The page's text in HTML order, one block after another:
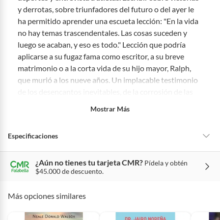
categorías no se pueden devolver si cambias de opinión:
Ten en cuenta que hay productos de ciertas categorías no se
pueden devolver si cambias de opinión:Productos de uso
personal, alimentos, bebidas, suplementos, medicamentos,
vitaminas, intangibles, licencias, eléctricos, electrodomésticos,
electrónicos, tecnología, colchones, muebles y máquinas
deportivas.
Para conocer más sobre el derecho de retracto y nuestra política de
y derrotas, sobre triunfadores del futuro o del ayer le
ha permitido aprender una escueta lección: "En la vida
no hay temas trascendentales. Las cosas suceden y
luego se acaban, y eso es todo." Lección que podría
aplicarse a su fugaz fama como escritor, a su breve
matrimonio o a la corta vida de su hijo mayor, Ralph,
que murió a los nueve años. Un implacable testimonio
Traductor: Isabel Núñez, José Aguirre
Editorial: Editorial Anagrama S.A.U.
ISBN: 9788433967510
Título original: The Sportswriter
Mostrar Más
Especificaciones
Condicion del
producto
Nuevo
¿Aún no tienes tu tarjeta CMR? Pídela y obtén
$45.000 de descuento.
Más opciones similares